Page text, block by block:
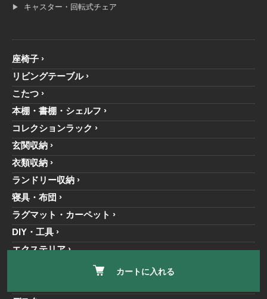
カートに入れる
キャスター・回転式チェア
座椅子
リビングテーブル
こたつ
本棚・書棚・シェルフ
コレクションラック
玄関収納
衣類収納
ランドリー収納
寝具・布団
ラグマット・カーペット
DIY・工具
エクステリア